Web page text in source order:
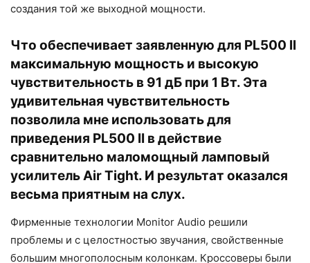
создания той же выходной мощности.
Что обеспечивает заявленную для PL500 II
максимальную мощность и высокую
чувствительность в 91 дБ при 1 Вт. Эта
удивительная чувствительность
позволила мне использовать для
приведения PL500 II в действие
сравнительно маломощный ламповый
усилитель Air Tight. И результат оказался
весьма приятным на слух.
Фирменные технологии Monitor Audio решили
проблемы и с целостностью звучания, свойственные
большим многополосным колонкам. Кроссоверы были